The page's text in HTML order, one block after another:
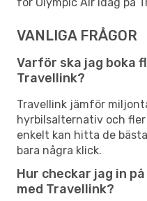
VANLIGA FRÅGOR
Varför ska jag boka
Travellink?
Travellink jämför
hyrbilsalternativ och
enkelt kan hitta de
bara några klick.
Hur checkar jag in
med Travellink?